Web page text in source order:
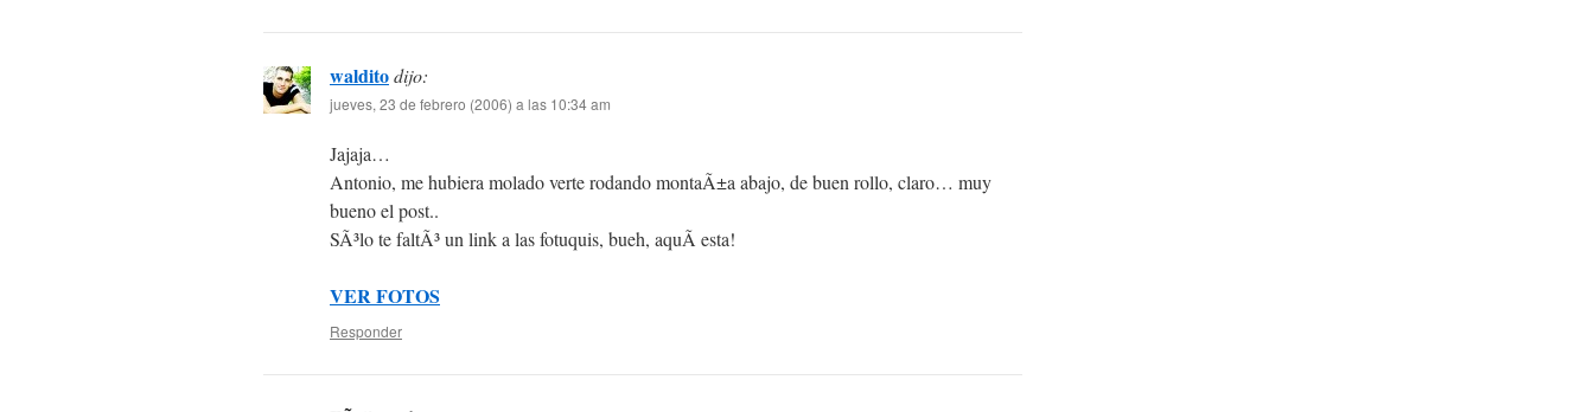
walditodijo:
jueves, 23 de febrero (2006) a las 10:34 am
Jajaja…
Antonio, me hubiera molado verte rodando montaÃ±a abajo, de buen rollo, claro… muy
bueno el post..
SÃ³lo te faltÃ³ un link a las fotuquis, bueh, aquÃ­ esta!
VER FOTOS
Responder